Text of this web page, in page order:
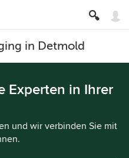
in Detmold
Experten in Ihrer
und wir verbinden Sie mit